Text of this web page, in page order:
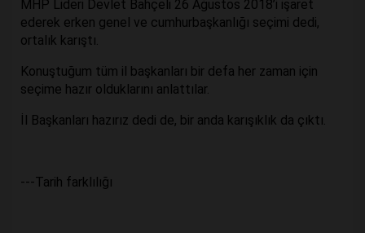
MHP Lideri Devlet Bahçeli 26 Ağustos 2018’i işaret
ederek erken genel ve cumhurbaşkanlığı seçimi dedi,
ortalık karıştı.
Konuştuğum tüm il başkanları bir defa her zaman için
seçime hazır olduklarını anlattılar.
İl Başkanları hazırız dedi de, bir anda karışıklık da çıktı.
---Tarih farklılığı